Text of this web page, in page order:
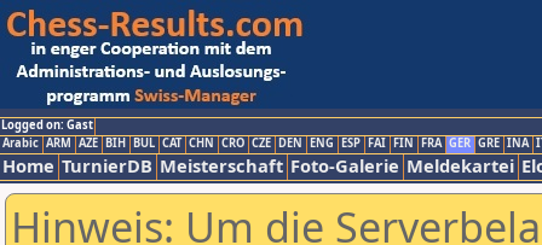
Logged on: Gast
Arabic ARM AZE BIH BUL CAT CHN CRO CZE DEN ENG ESP FAI FIN FRA GER GRE INA
Home TurnierDB Meisterschaft Foto-Galerie Meldekartei
Hinweis: Um die